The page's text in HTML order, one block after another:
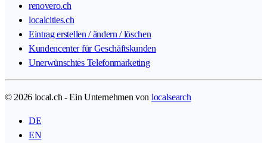
renovero.ch
localcities.ch
Eintrag erstellen / ändern / löschen
Kundencenter für Geschäftskunden
Unerwünschtes Telefonmarketing
© 2026 local.ch - Ein Unternehmen von localsearch
DE
EN